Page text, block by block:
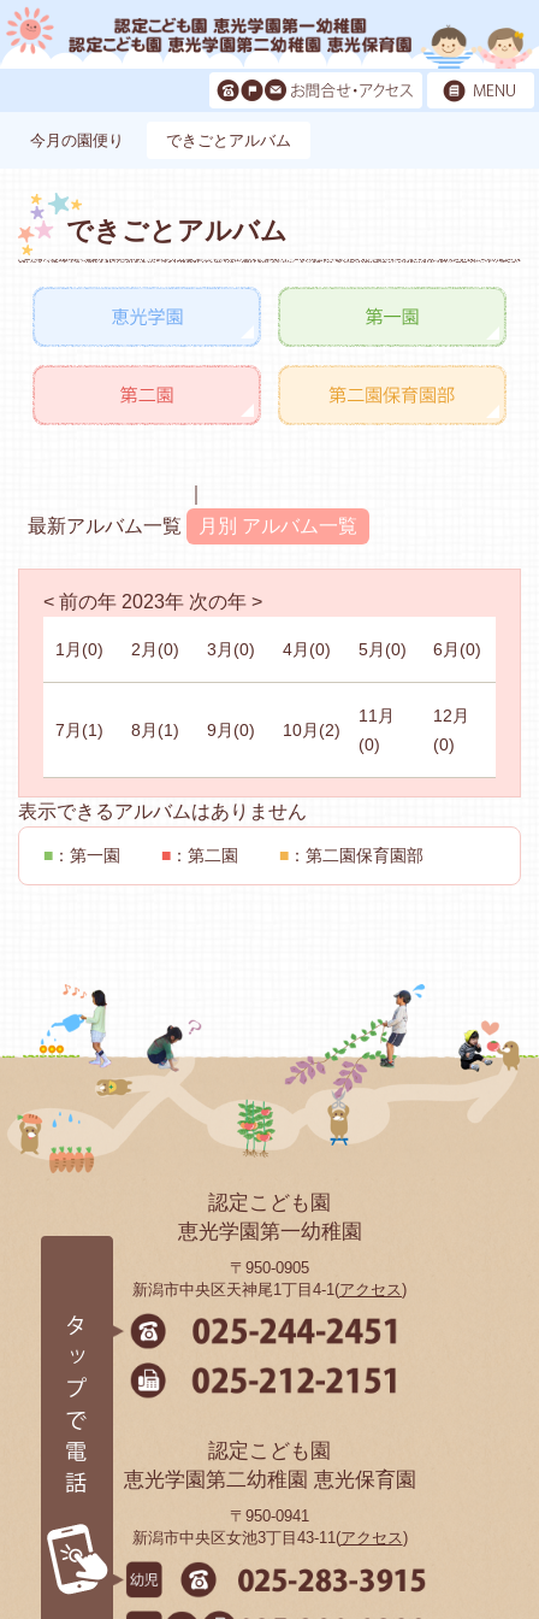
今月の園便り できごとアルバム
できごとアルバム
最新アルバム一覧 月別 アルバム一覧
< 前の年 2023年 次の年 >
1月 (0) 2月 (0) 3月 (0) 4月 (0) 5月 (0) 6月 (0)
7月 (1) 8月 (1) 9月 (0) 10月 (2)
11月
(0)
12月
(0)
表示できるアルバムはありません
■ ：第一園 ■ ：第二園 ■ ：第二園保育園部
認定こども園
恵光学園第一幼稚園
〒950-0905
新潟市中央区天神尾1丁目4-1(アクセス)
認定こども園
恵光学園第二幼稚園 恵光保育園
〒950-0941
新潟市中央区女池3丁目43-11(アクセス)